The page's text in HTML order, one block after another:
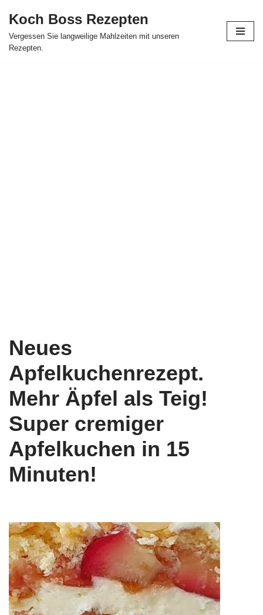
Skip
to
Koch Boss Rezepten
Vergessen Sie langweilige Mahlzeiten mit unseren
Rezepten.
Neues
Apfelkuchenrezept.
Mehr Äpfel als Teig!
Super cremiger
Apfelkuchen in 15
Minuten!